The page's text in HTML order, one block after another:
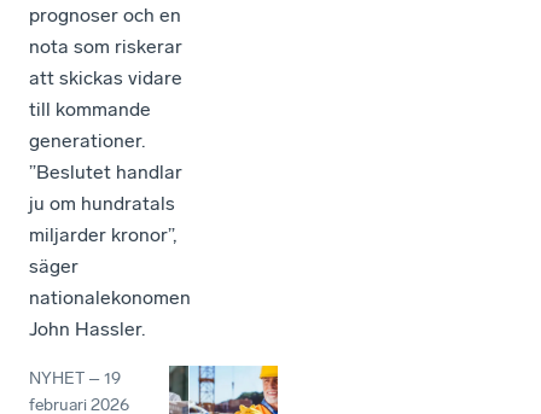
prognoser och en
nota som riskerar
att skickas vidare
till kommande
generationer.
”Beslutet handlar
ju om hundratals
miljarder kronor”,
säger
nationalekonomen
John Hassler.
NYHET –19
februari 2026